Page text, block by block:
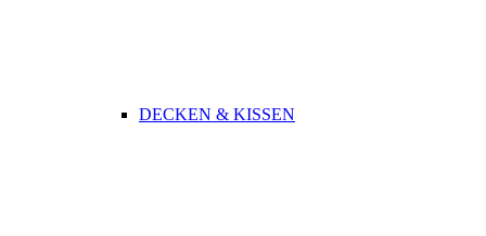
DECKEN & KISSEN